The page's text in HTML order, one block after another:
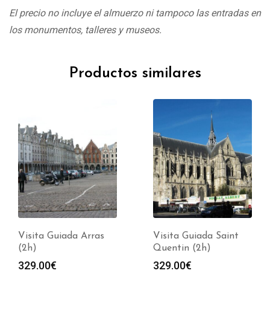
El precio no incluye el almuerzo ni tampoco las entradas en
los monumentos, talleres y museos.
Productos similares
Visita Guiada Arras
(2h)
329.00€
Visita Guiada Saint
Quentin (2h)
329.00€